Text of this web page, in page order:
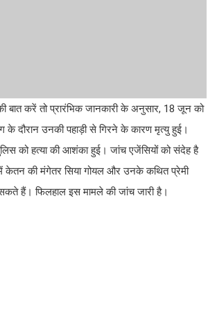
बात करें तो प्रारंभिक जानकारी के अनुसार, 18 जून को
के दौरान उनकी पहाड़ी से गिरने के कारण मृत्यु हुई।
को हत्या की आशंका हुई। जांच एजेंसियों को संदेह है
केतन की मंगेतर सिया गोयल और उनके कथित प्रेमी
हैं। फिलहाल इस मामले की जांच जारी है।